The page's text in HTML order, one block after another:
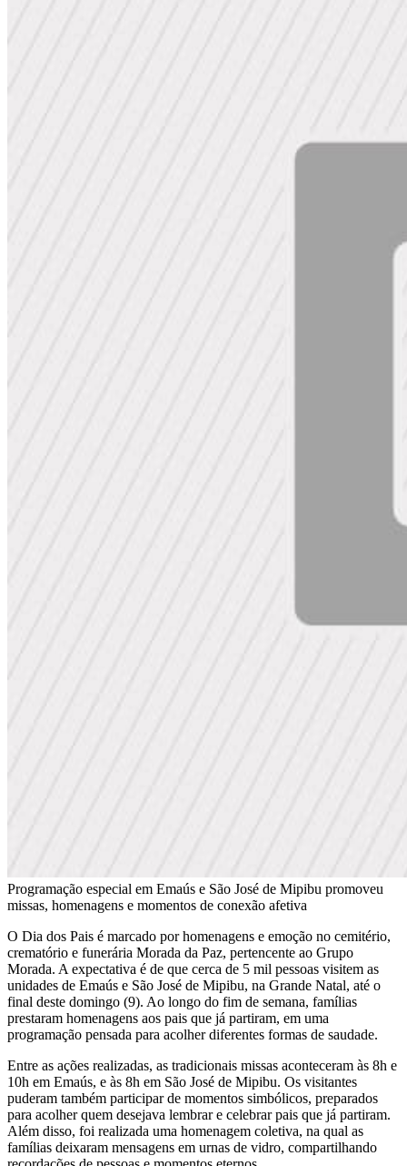
Programação especial em Emaús e São José de Mipibu promoveu
missas, homenagens e momentos de conexão afetiva
O Dia dos Pais é marcado por homenagens e emoção no cemitério,
crematório e funerária Morada da Paz, pertencente ao Grupo
Morada. A expectativa é de que cerca de 5 mil pessoas visitem as
unidades de Emaús e São José de Mipibu, na Grande Natal, até o
final deste domingo (9). Ao longo do fim de semana, famílias
prestaram homenagens aos pais que já partiram, em uma
programação pensada para acolher diferentes formas de saudade.
Entre as ações realizadas, as tradicionais missas aconteceram às 8h e
10h em Emaús, e às 8h em São José de Mipibu. Os visitantes
puderam também participar de momentos simbólicos, preparados
para acolher quem desejava lembrar e celebrar pais que já partiram.
Além disso, foi realizada uma homenagem coletiva, na qual as
famílias deixaram mensagens em urnas de vidro, compartilhando